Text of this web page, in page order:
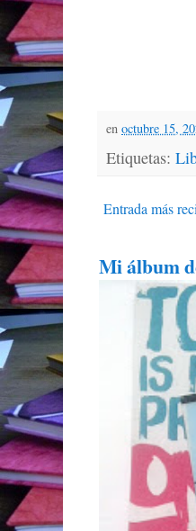
en octubre 15,
Etiquetas:
Entrada más
Mi álbum